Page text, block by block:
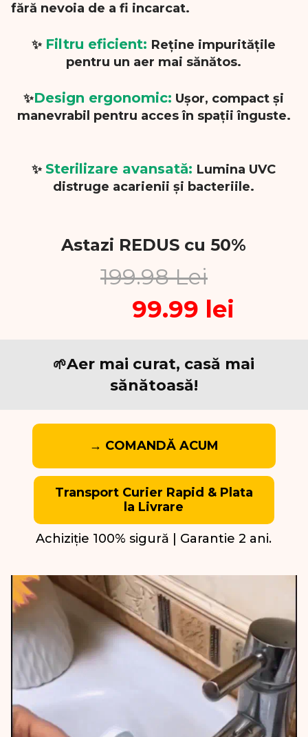
fără nevoia de a fi incarcat.
✨ Filtru eficient: Reține impuritățile
pentru un aer mai sănătos.
✨Design ergonomic: Ușor, compact și
manevrabil pentru acces în spații înguste.
✨Sterilizare avansată: Lumina UVC
distruge acarienii și bacteriile.
Astazi REDUS cu 50%
199.98 Lei
99.99 lei
🌱Aer mai curat, casă mai
sănătoasă!
→ COMANDĂ ACUM
Transport Curier Rapid & Plata
la Livrare
Achiziție 100% sigură | Garantie 2 ani.